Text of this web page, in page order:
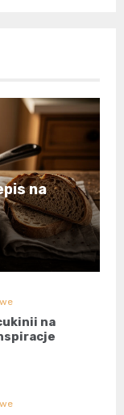
na
na